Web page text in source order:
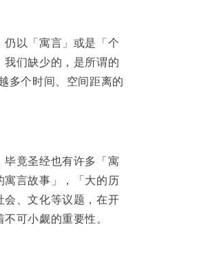
以「寓言」或是「个
我们缺少的，是所谓的
多个时间、空间距离的
竟圣经也有许多「寓
言故事」，「大的历
会、文化等议题，在开
可小觑的重要性。